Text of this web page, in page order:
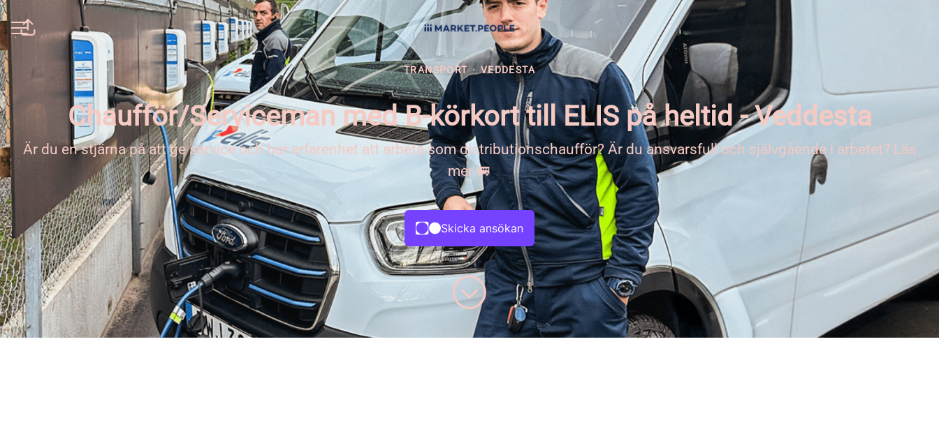
KARRIÄRMENY
Dela sidan
TRANSPORT · VEDDESTA
Chaufför/Serviceman med B-körkort till ELIS på heltid - Veddesta
Är du en stjärna på att ge service och har erfarenhet att arbeta som distributionschaufför? Är du ansvarsfull och självgående i arbetet? Läs
mer 🚐
Skicka ansökan